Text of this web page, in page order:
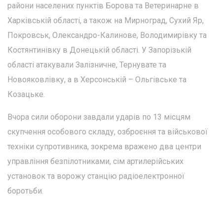
райони населених пунктів Борова та Ветеринарне в
Харківській області, а також на Мирноград, Сухий Яр,
Покровськ, Олександро-Калинове, Володимирівку та
Костянтинівку в Донецькій області. У Запорізькій
області атакували Залізничне, Тернувате та
Новояковлівку, а в Херсонській – Ольгівське та
Козацьке.
Вчора сили оборони завдали ударів по 13 місцям
скупчення особового складу, озброєння та військової
техніки супротивника, зокрема вражено два центри
управління безпілотниками, сім артилерійських
установок та ворожу станцію радіоелектронної
боротьби.